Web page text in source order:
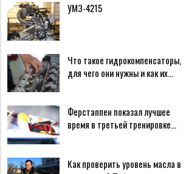
УМЗ-4215
Что такое гидрокомпенсаторы,
для чего они нужны и как их…
Ферстаппен показал лучшее
время в третьей тренировке…
Как проверить уровень масла в